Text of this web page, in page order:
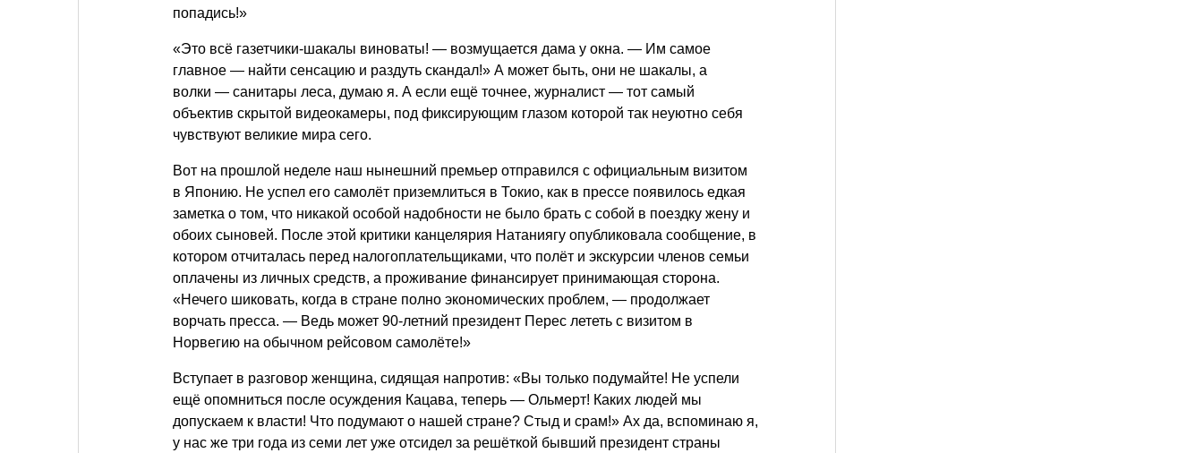
попадись!»
«Это всё газетчики-шакалы виноваты! — возмущается дама у окна. — Им самое
главное — найти сенсацию и раздуть скандал!» А может быть, они не шакалы, а
волки — санитары леса, думаю я. А если ещё точнее, журналист — тот самый
объектив скрытой видеокамеры, под фиксирующим глазом которой так неуютно себя
чувствуют великие мира сего.
Вот на прошлой неделе наш нынешний премьер отправился с официальным визитом
в Японию. Не успел его самолёт приземлиться в Токио, как в прессе появилось едкая
заметка о том, что никакой особой надобности не было брать с собой в поездку жену и
обоих сыновей. После этой критики канцелярия Натаниягу опубликовала сообщение, в
котором отчиталась перед налогоплательщиками, что полёт и экскурсии членов семьи
оплачены из личных средств, а проживание финансирует принимающая сторона.
«Нечего шиковать, когда в стране полно экономических проблем, — продолжает
ворчать пресса. — Ведь может 90-летний президент Перес лететь с визитом в
Норвегию на обычном рейсовом самолёте!»
Вступает в разговор женщина, сидящая напротив: «Вы только подумайте! Не успели
ещё опомниться после осуждения Кацава, теперь — Ольмерт! Каких людей мы
допускаем к власти! Что подумают о нашей стране? Стыд и срам!» Ах да, вспоминаю я,
у нас же три года из семи лет уже отсидел за решёткой бывший президент страны